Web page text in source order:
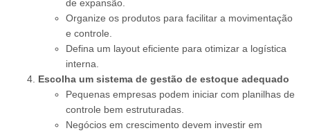
de expansão.
Organize os produtos para facilitar a movimentação
e controle.
Defina um layout eficiente para otimizar a logística
interna.
Escolha um sistema de gestão de estoque adequado
Pequenas empresas podem iniciar com planilhas de
controle bem estruturadas.
Negócios em crescimento devem investir em